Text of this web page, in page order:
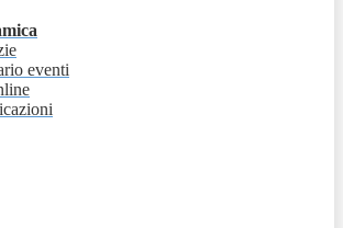
eventi